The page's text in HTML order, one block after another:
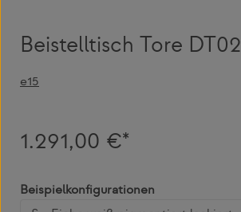
Beistelltisch Tore DT02
e15
1.291,00 €*
Beispielkonfigurationen